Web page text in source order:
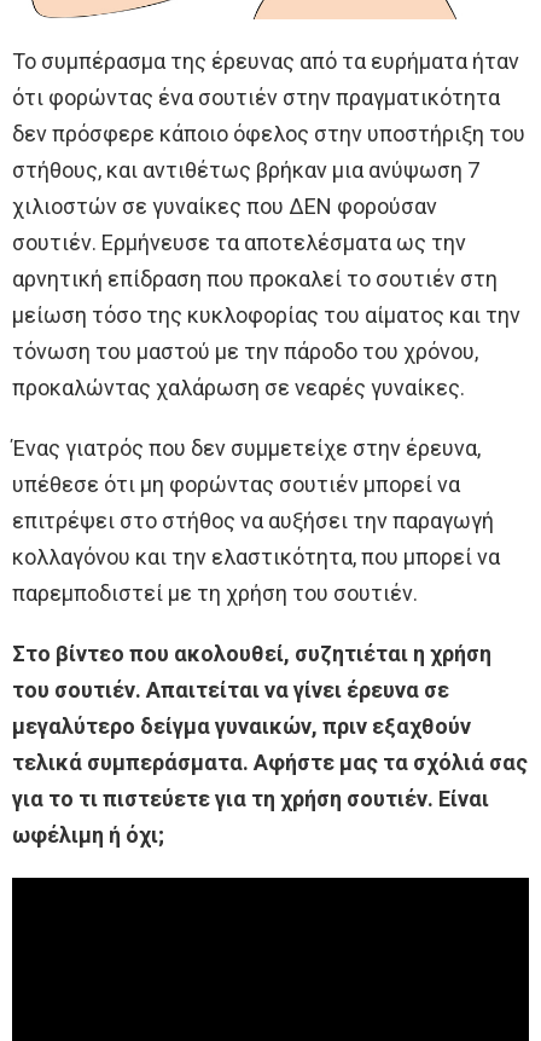
Το συμπέρασμα της έρευνας από τα ευρήματα ήταν
ότι φορώντας ένα σουτιέν στην πραγματικότητα
δεν πρόσφερε κάποιο όφελος στην υποστήριξη του
στήθους, και αντιθέτως βρήκαν μια ανύψωση 7
χιλιοστών σε γυναίκες που ΔΕΝ φορούσαν
σουτιέν. Ερμήνευσε τα αποτελέσματα ως την
αρνητική επίδραση που προκαλεί το σουτιέν στη
μείωση τόσο της κυκλοφορίας του αίματος και την
τόνωση του μαστού με την πάροδο του χρόνου,
προκαλώντας χαλάρωση σε νεαρές γυναίκες.
Ένας γιατρός που δεν συμμετείχε στην έρευνα,
υπέθεσε ότι μη φορώντας σουτιέν μπορεί να
επιτρέψει στο στήθος να αυξήσει την παραγωγή
κολλαγόνου και την ελαστικότητα, που μπορεί να
παρεμποδιστεί με τη χρήση του σουτιέν.
Στο βίντεο που ακολουθεί, συζητιέται η χρήση
του σουτιέν. Απαιτείται να γίνει έρευνα σε
μεγαλύτερο δείγμα γυναικών, πριν εξαχθούν
τελικά συμπεράσματα. Αφήστε μας τα σχόλιά σας
για το τι πιστεύετε για τη χρήση σουτιέν. Είναι
ωφέλιμη ή όχι;